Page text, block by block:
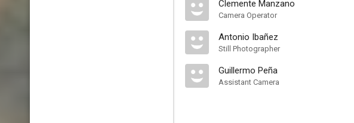
Clemente Manzano
Camera Operator
Antonio Ibañez
Still Photographer
Guillermo Peña
Assistant Camera